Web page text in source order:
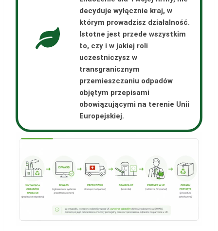
decyduje wyłącznie kraj, w
którym prowadzisz działalność.
Istotne jest przede wszystkim
to, czy i w jakiej roli
uczestniczysz w
transgranicznym
przemieszczaniu odpadów
objętym przepisami
obowiązującymi na terenie Unii
Europejskiej.